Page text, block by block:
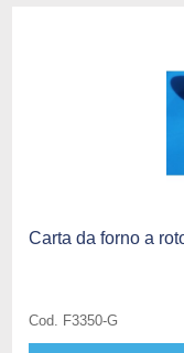
Carta da forno a
Cod. F3350-G